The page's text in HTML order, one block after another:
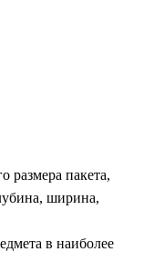
размера пакета,
ширина,
в наиболее